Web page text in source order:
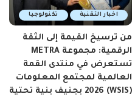
اخبار التقنية تكنولوجيا
من ترسيخ القيمة إلى الثقة
الرقمية: مجموعة METRA
تستعرض في منتدى القمة
العالمية لمجتمع المعلومات
(WSIS) 2026 بجنيف بنية تحتية